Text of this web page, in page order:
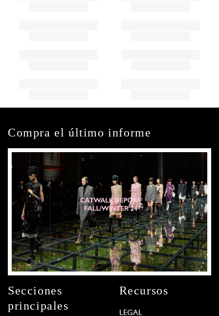
Compra el último informe
Secciones
principales
Recursos
LEGAL